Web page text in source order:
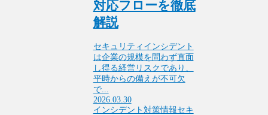
対応フローを徹底
解説
セキュリティインシデント
は企業の規模を問わず直面
し得る経営リスクであり、
平時からの備えが不可欠
で...
2026.03.30
インシデント対策情報セキ